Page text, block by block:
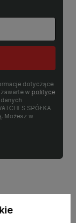
dotyczące
w polityce
SPÓŁKA
Możesz w